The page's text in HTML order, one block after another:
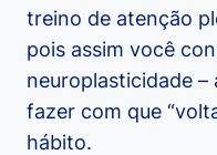
treino de atenção
pois assim você
neuroplasticidade
fazer com que
hábito.